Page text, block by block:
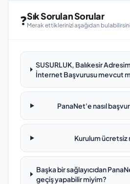
❓Sık Sorulan Sorular
Merak ettiklerinizi aşağıdan
SUSURLUK, Balıkesir
İnternet Başvurusu mevcut
PanaNet'e nasıl
Kurulum ücretsiz
Başka bir sağlayıcıdan
geçiş yapabilir miyim?